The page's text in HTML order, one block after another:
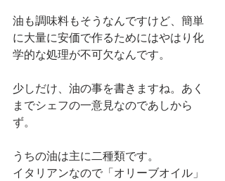
油も調味料もそうなんですけど、簡単
に大量に安価で作るためにはやはり化
学的な処理が不可欠なんです。
少しだけ、油の事を書きますね。あく
までシェフの一意見なのであしから
ず。
うちの油は主に二種類です。
イタリアンなので「オリーブオイル」